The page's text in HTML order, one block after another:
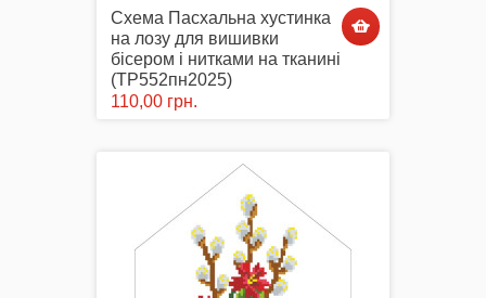
Схема Пасхальна хустинка
на лозу для вишивки
бісером і нитками на тканині
(ТР552пн2025)
110,00 грн.